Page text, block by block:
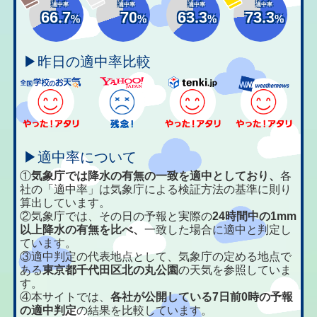
適中率
66.7%
適中率
70%
適中率
63.3%
適中率
73.3%
▶昨日の適中率比較
▶適中率について
①気象庁では降水の有無の一致を適中としており、各
社の「適中率」は気象庁による検証方法の基準に則り
算出しています。
②気象庁では、その日の予報と実際の24時間中の1mm
以上降水の有無を比べ、一致した場合に適中と判定し
ています。
③適中判定の代表地点として、気象庁の定める地点で
ある東京都千代田区北の丸公園の天気を参照していま
す。
④本サイトでは、各社が公開している7日前0時の予報
の適中判定の結果を比較しています。